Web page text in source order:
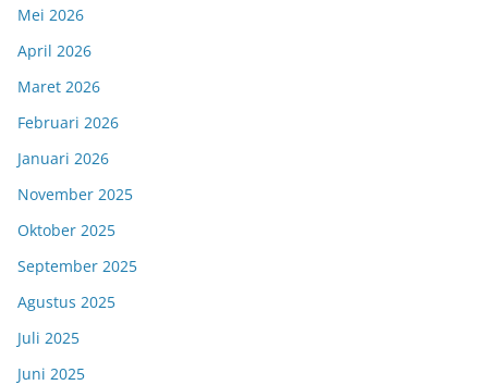
Mei 2026
April 2026
Maret 2026
Februari 2026
Januari 2026
November 2025
Oktober 2025
September 2025
Agustus 2025
Juli 2025
Juni 2025